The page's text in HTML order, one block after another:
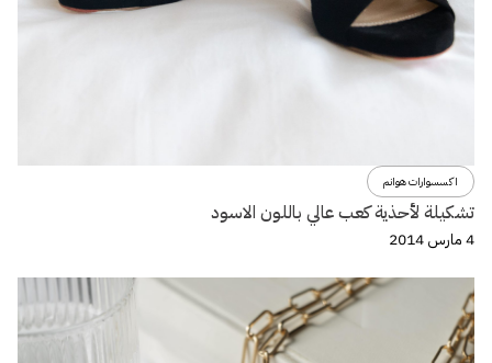
اكسسوارات هوانم
تشكيلة لأحذية كعب عالي باللون الاسود
4 مارس 2014